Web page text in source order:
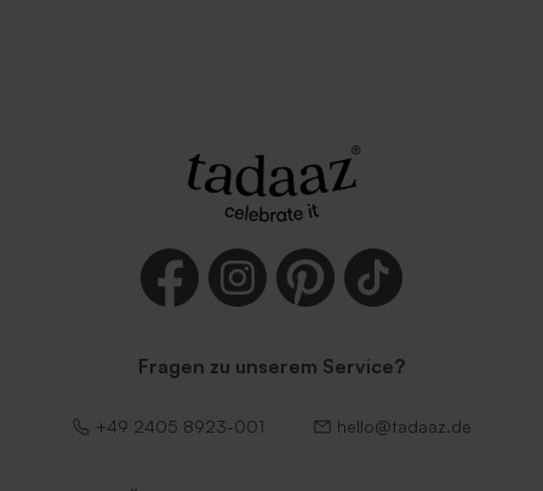
Fragen zu unserem Service?
+49 2405 8923-001 hello@tadaaz.de